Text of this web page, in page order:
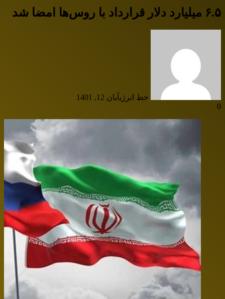
۶.۵ میلیارد دلار قرارداد با روس‌ها امضا شد
خط انرژیآبان 12, 1401
0